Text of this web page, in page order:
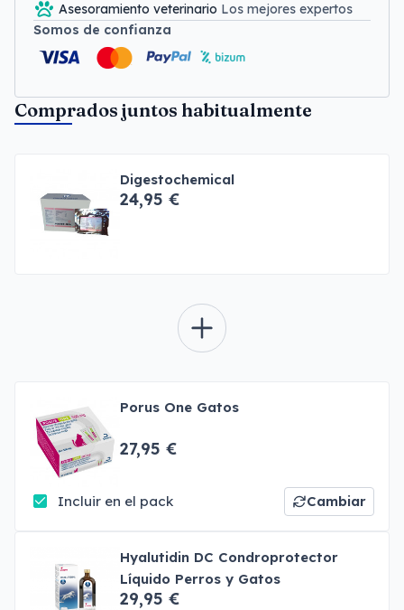
Asesoramiento veterinario Los mejores expertos
Somos de confianza
Comprados juntos habitualmente
Digestochemical
24,95 €
Porus One Gatos
27,95 €
Incluir en el pack Cambiar
Hyalutidin DC Condroprotector
Líquido Perros y Gatos
29,95 €